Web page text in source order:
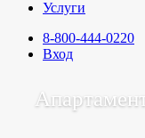
Услуги
8-800-444-0220
Вход